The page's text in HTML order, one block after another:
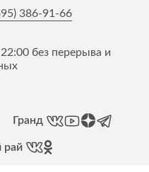
386-91-66
без перерыва и
Гранд
рай